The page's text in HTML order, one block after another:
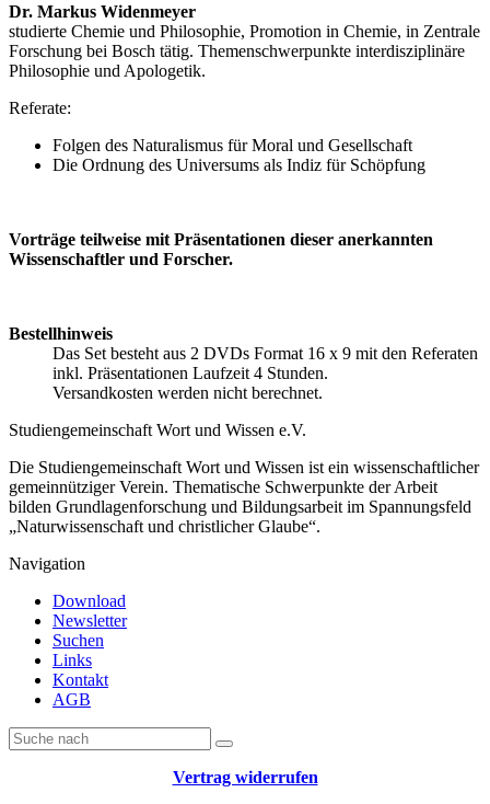
Dr. Markus Widenmeyer
studierte Chemie und Philosophie, Promotion in Chemie, in Zentrale
Forschung bei Bosch tätig. Themenschwerpunkte interdisziplinäre
Philosophie und Apologetik.
Referate:
Folgen des Naturalismus für Moral und Gesellschaft
Die Ordnung des Universums als Indiz für Schöpfung
Vorträge teilweise mit Präsentationen dieser anerkannten
Wissenschaftler und Forscher.
Bestellhinweis
Das Set besteht aus 2 DVDs Format 16 x 9 mit den Referaten
inkl. Präsentationen Laufzeit 4 Stunden.
Versandkosten werden nicht berechnet.
Studiengemeinschaft Wort und Wissen e.V.
Die Studiengemeinschaft Wort und Wissen ist ein wissenschaftlicher
gemeinnütziger Verein. Thematische Schwerpunkte der Arbeit
bilden Grundlagenforschung und Bildungsarbeit im Spannungsfeld
„Naturwissenschaft und christlicher Glaube“.
Navigation
Download
Newsletter
Suchen
Links
Kontakt
AGB
Vertrag widerrufen